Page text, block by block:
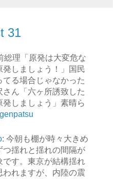
31
総理「原発は大変危な
しましょう！」国民
てる場合じゃなかった
ん「六ヶ所誘致した
しましょう」素晴ら
: 今朝も棚が時々大きめ
揺れと揺れの間隔が
す。東京が結構揺れ
われますが、内陸の震